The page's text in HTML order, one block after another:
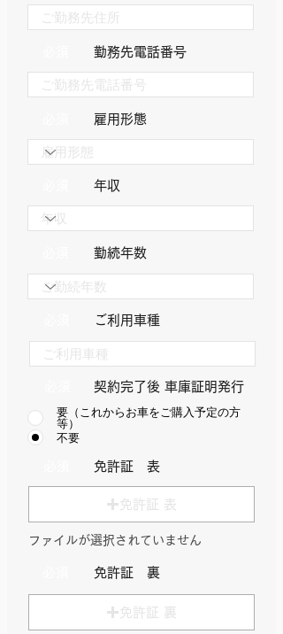
​勤務先電話番号
​雇用形態
​年収
​勤続年数
ご利用車種
​契約完了後 車庫証明発行
要（これからお車をご購入予定の方
等）
不要
​免許証 表
免許証 表
ファイルが選択されていません
​免許証 裏
免許証 裏